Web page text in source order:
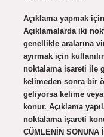
Açıklama yapmak
Açıklamalarda iki
genellikle aralarına
ayırmak için
noktalama işareti ile
kelimeden sonra bir
geliyorsa kelime
konur. Açıklama
noktalama işareti
CÜMLENİN SONUNA